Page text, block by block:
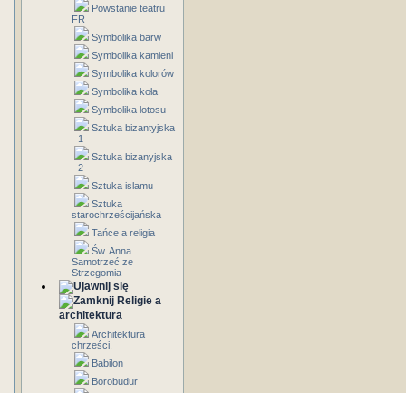
Powstanie teatru
FR
Symbolika barw
Symbolika kamieni
Symbolika kolorów
Symbolika koła
Symbolika lotosu
Sztuka bizantyjska
- 1
Sztuka bizanyjska
- 2
Sztuka islamu
Sztuka
starochrześcijańska
Tańce a religia
Św. Anna
Samotrzeć ze
Strzegomia
Religie a
architektura
Architektura
chrześci.
Babilon
Borobudur